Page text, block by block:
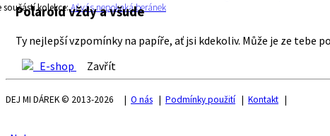
součástí kolekce:Ať vás nepokaká beránek
Polaroid vždy a všude
Ty nejlepší vzpomínky na papíře, ať jsi kdekoliv. Může je ze tebe
E-shop
Zavřít
DEJ MI DÁREK © 2013-2026 | O nás | Podmínky použití| Kontakt |